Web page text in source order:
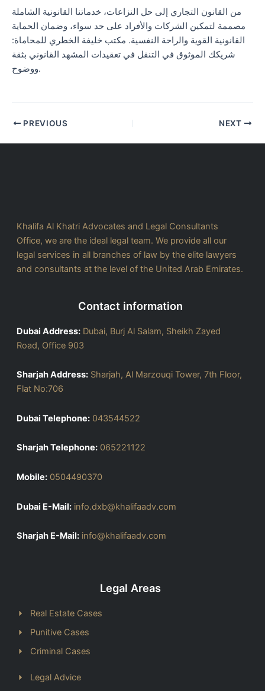
من القانون التجاري إلى حل النزاعات، خدماتنا القانونية الشاملة
مصممة لتمكين الشركات والأفراد على حد سواء، وضمان الحماية
القانونية القوية والراحة النفسية. مكتب خليفة الخطري للمحاماة:
شريكك الموثوق في التنقل في تعقيدات المشهد القانوني بثقة
ووضوح.
PREVIOUS NEXT
Khalifa Al Khatri Advocates and Legal Consultants
Office, we are the ideal legal team. We provide all our
legal services in all branches of law by the elite lawyers
and consultants at the level of the United Arab Emirates.
Contact information
Dubai Address: Dubai, Burj Al Salam, Sheikh Zayed
Road, Office 903
Sharjah Address: Sharjah, Al Marzouqi Tower, 7th Floor,
Flat No:706
Dubai Telephone: 043544522
Sharjah Telephone: 065221122
Mobile: 0504490370
Dubai E-Mail: info.dxb@khalifaadv.com
Sharjah E-Mail: info@khalifaadv.com
Legal Areas
Real Estate Cases
Punitive Cases
Criminal Cases
Legal Advice